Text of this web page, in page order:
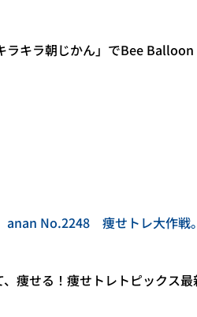
ラキラ朝じかん」でBee
anan No.2248 痩せトレ大作戦
、痩せる！痩せトレトピックス最